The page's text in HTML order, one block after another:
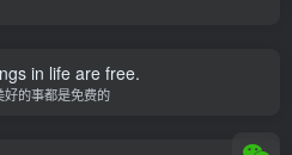
in life are free.
好的事都是免费的